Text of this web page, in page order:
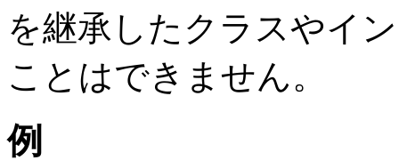
を継承したクラスやイ
ことはできません。
例